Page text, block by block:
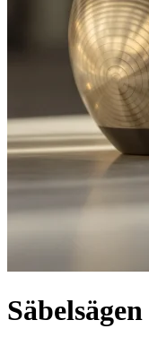
Säbelsägen